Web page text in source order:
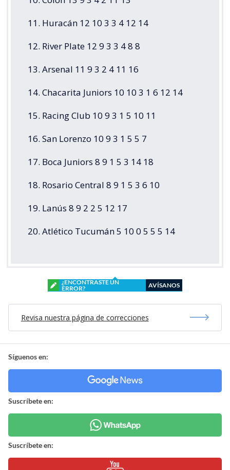
11. Huracán 12 10 3 3 4 12 14
12. River Plate 12 9 3 3 4 8 8
13. Arsenal 11 9 3 2 4 11 16
14. Chacarita Juniors 10 10 3 1 6 12 14
15. Racing Club 10 9 3 1 5 10 11
16. San Lorenzo 10 9 3 1 5 5 7
17. Boca Juniors 8 9 1 5 3 14 18
18. Rosario Central 8 9 1 5 3 6 10
19. Lanús 8 9 2 2 5 12 17
20. Atlético Tucumán 5 10 0 5 5 5 14
¿ENCONTRASTE UN
ERROR?
AVÍSANOS
Revisa nuestra página de correcciones
Síguenos en:
Suscríbete en:
Suscríbete en: